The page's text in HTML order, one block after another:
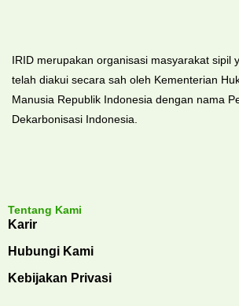
IRID merupakan organisasi masyarakat sipil
telah diakui secara sah oleh Kementerian
Manusia Republik Indonesia dengan nama
Dekarbonisasi Indonesia.
Tentang Kami
Karir
Hubungi Kami
Kebijakan Privasi